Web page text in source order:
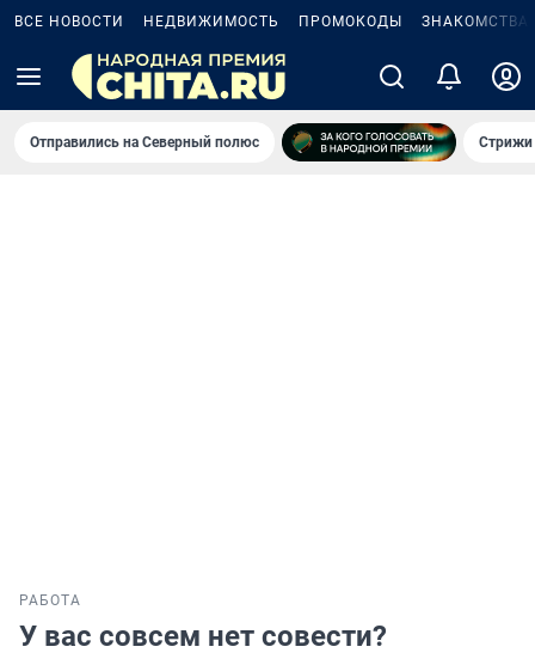
ВСЕ НОВОСТИ НЕДВИЖИМОСТЬ ПРОМОКОДЫ ЗНАКОМСТВА
Отправились на Северный полюс Стрижи
РАБОТА
У вас совсем нет совести?